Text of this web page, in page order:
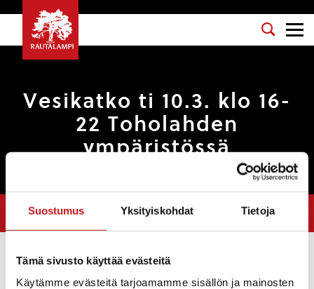
Suostumus Yksityiskohdat Tietoja
Tämä sivusto käyttää evästeitä
Käytämme evästeitä tarjoamamme sisällön ja mainosten
Vesikatko ti 10.3. klo 16-
22 Toholahden
ympäristössä
Olet tässä:Etusivu Uutiset>Vesikatko ti 10.3. klo 16-22 Toholahden
Uutiset